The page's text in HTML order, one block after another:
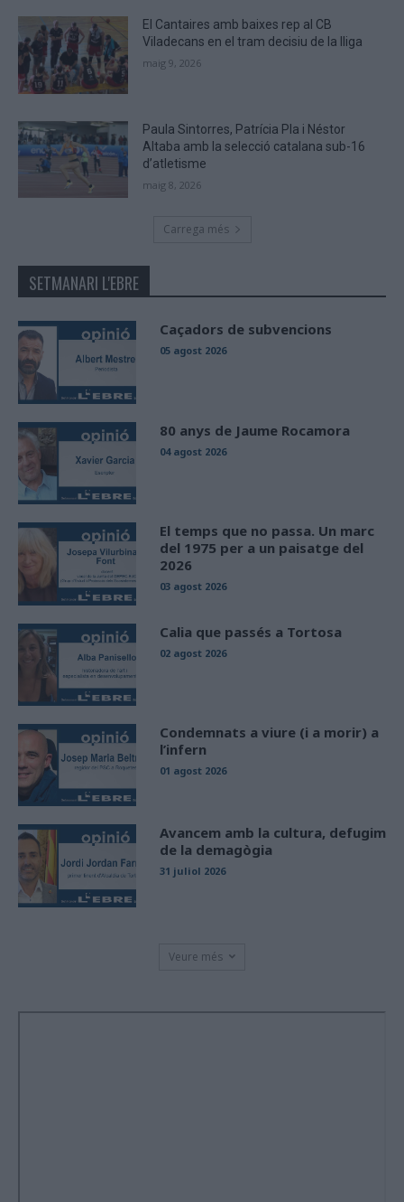
El Cantaires amb baixes rep al CB
Viladecans en el tram decisiu de la lliga
maig 9, 2026
Paula Sintorres, Patrícia Pla i Néstor
Altaba amb la selecció catalana sub-16
d’atletisme
maig 8, 2026
Carrega més
SETMANARI L'EBRE
Caçadors de subvencions
05 agost 2026
80 anys de Jaume Rocamora
04 agost 2026
El temps que no passa. Un marc
del 1975 per a un paisatge del
2026
03 agost 2026
Calia que passés a Tortosa
02 agost 2026
Condemnats a viure (i a morir) a
l’infern
01 agost 2026
Avancem amb la cultura, defugim
de la demagògia
31 juliol 2026
Veure més